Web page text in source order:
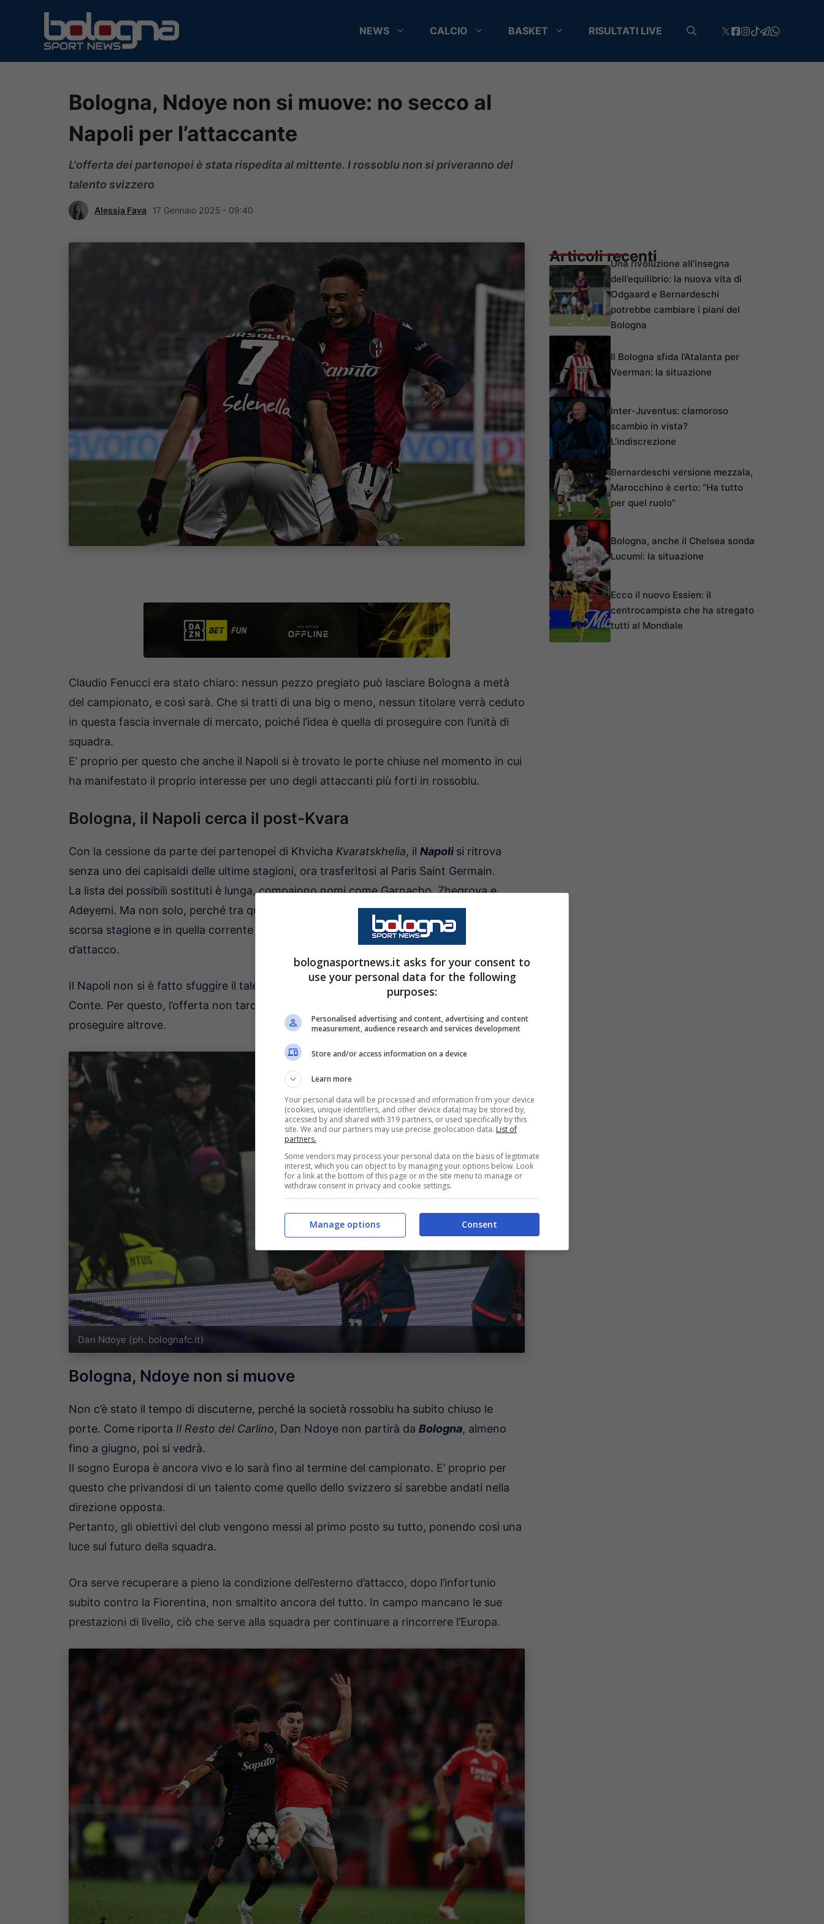
contenuto
NEWS CALCIO BASKET RISULTATI LIVE
Bologna, Ndoye non si muove: no secco al
Napoli per l’attaccante
L'offerta dei partenopei è stata rispedita al mittente. I rossoblu non si priveranno del
talento svizzero
Alessia Fava 17 Gennaio 2025 - 09:40
Claudio Fenucci era stato chiaro: nessun pezzo pregiato può lasciare Bologna a metà
del campionato, e così sarà. Che si tratti di una big o meno, nessun titolare verrà ceduto
in questa fascia invernale di mercato, poiché l’idea è quella di proseguire con l’unità di
squadra.
E’ proprio per questo che anche il Napoli si è trovato le porte chiuse nel momento in cui
ha manifestato il proprio interesse per uno degli attaccanti più forti in rossoblu.
Bologna, il Napoli cerca il post-Kvara
Con la cessione da parte dei partenopei di Khvicha Kvaratskhelia, il Napoli si ritrova
senza uno dei capisaldi delle ultime stagioni, ora trasferitosi al Paris Saint Germain.
La lista dei possibili sostituti è lunga, compaiono nomi come Garnacho, Zhegrova e
Adeyemi. Ma non solo, perché tra questi vi è inserito anche DanNdoye, che nella
scorsa stagione e in quella corrente ha dimostrato le sue grandi qualità da esterno
d’attacco.
Il Napoli non si è fatto sfuggire il talento dello svizzero, perfetto per il gioco di Antonio
Conte. Per questo, l’offerta non tarda ad arrivare: 30 milioni, ma le ricerche dovranno
proseguire altrove.
Dan Ndoye (ph. bolognafc.it)
Bologna, Ndoye non si muove
Non c’è stato il tempo di discuterne, perché la società rossoblu ha subito chiuso le
porte. Come riporta Il Resto del Carlino, Dan Ndoye non partirà da Bologna, almeno
fino a giugno, poi si vedrà.
Il sogno Europa è ancora vivo e lo sarà fino al termine del campionato. E’ proprio per
questo che privandosi di un talento come quello dello svizzero si sarebbe andati nella
direzione opposta.
Pertanto, gli obiettivi del club vengono messi al primo posto su tutto, ponendo così una
luce sul futuro della squadra.
Ora serve recuperare a pieno la condizione dell’esterno d’attacco, dopo l’infortunio
subito contro la Fiorentina, non smaltito ancora del tutto. In campo mancano le sue
prestazioni di livello, ciò che serve alla squadra per continuare a rincorrere l’Europa.
Articoli recentiUna rivoluzione all’insegna
dell’equilibrio: la nuova vita di
Odgaard e Bernardeschi
potrebbe cambiare i piani del
Bologna
Il Bologna sfida l’Atalanta per
Veerman: la situazione
Inter-Juventus: clamoroso
scambio in vista?
L’indiscrezione
Bernardeschi versione mezzala,
Marocchino è certo: “Ha tutto
per quel ruolo”
Bologna, anche il Chelsea sonda
Lucumí: la situazione
Ecco il nuovo Essien: il
centrocampista che ha stregato
tutti al Mondiale
bolognasportnews.it asks for your consent to
use your personal data for the following
purposes:
Personalised advertising and content, advertising and content
measurement, audience research and services development
Store and/or access information on a device
Learn more
Your personal data will be processed and information from your device
(cookies, unique identifiers, and other device data) may be stored by,
accessed by and shared with 319 partners, or used specifically by this
site. We and our partners may use precise geolocation data. List of
partners.
Some vendors may process your personal data on the basis of legitimate
interest, which you can object to by managing your options below. Look
for a link at the bottom of this page or in the site menu to manage or
withdraw consent in privacy and cookie settings.
Consent
Manage options